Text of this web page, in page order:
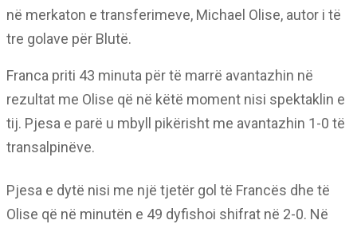
në merkaton e transferimeve, Michael Olise, autor i të
tre golave për Blutë.
Franca priti 43 minuta për të marrë avantazhin në
rezultat me Olise që në këtë moment nisi spektaklin e
tij. Pjesa e parë u mbyll pikërisht me avantazhin 1-0 të
transalpinëve.
Pjesa e dytë nisi me një tjetër gol të Francës dhe të
Olise që në minutën e 49 dyfishoi shifrat në 2-0. Në